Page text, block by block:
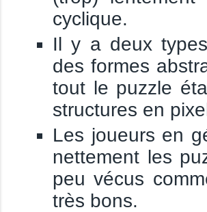
cyclique.
Il y a deux
des formes
tout le puzzle
structures en
Les joueurs en
nettement les
peu vécus
très bons.